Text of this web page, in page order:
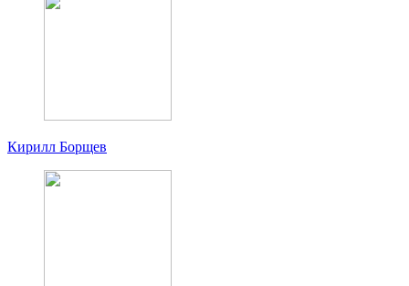
Кирилл Борщев